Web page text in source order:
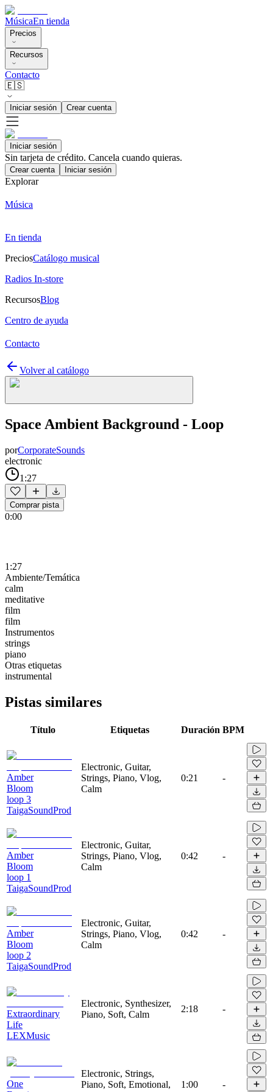
MúsicaEn tienda
Precios
Recursos
Contacto
🇪🇸
Iniciar sesión Crear cuenta
Iniciar sesión
Sin tarjeta de crédito. Cancela cuando quieras.
Crear cuenta Iniciar sesión
Explorar
Música
En tienda
PreciosCatálogo musical
Radios In-store
RecursosBlog
Centro de ayuda
Contacto
Volver al catálogo
Space Ambient Background - Loop
porCorporateSounds
electronic
1:27
Comprar pista
0:00
1:27
Ambiente/Temática
calm
meditative
film
film
Instrumentos
strings
piano
Otras etiquetas
instrumental
Pistas similares
Título Etiquetas Duración BPM
Amber
Bloom
loop 3
TaigaSoundProd
Electronic, Guitar,
Strings, Piano, Vlog,
Calm
0:21 -
Amber
Bloom
loop 1
TaigaSoundProd
Electronic, Guitar,
Strings, Piano, Vlog,
Calm
0:42 -
Amber
Bloom
loop 2
TaigaSoundProd
Electronic, Guitar,
Strings, Piano, Vlog,
Calm
0:42 -
Extraordinary
Life
LEXMusic
Electronic, Synthesizer,
Piano, Soft, Calm
2:18 -
One
Electronic, Strings,
Piano, Soft, Emotional,
1:00 -